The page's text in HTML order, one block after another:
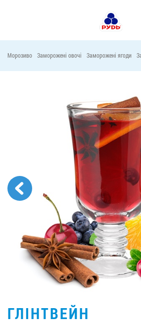
КОМПАНІЯ
СПОЖИВАЧАМ
АКЦІЇ
ПРЕС-ЦЕНТР
ХОРЕКА
Тендерні
Контакти
Вакансії
ЗАМОВИТИ ПРОДУКЦІЮ
СТАТИ ПАРТНЕРОМ
Морозиво Заморожені овочі Заморожені ягоди
ГЛІНТВЕЙН